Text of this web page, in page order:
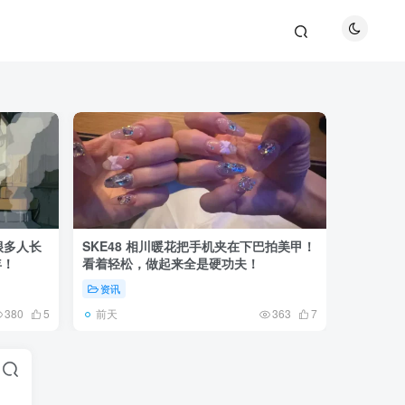
多人长
380 5
SKE48 相川暖花把手机夹在下巴拍美甲！
看着轻松，做起来全是硬功夫！
资讯
前天 363 7